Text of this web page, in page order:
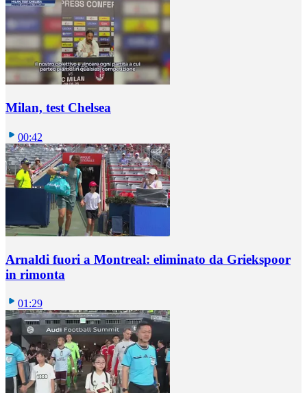
Milan, test Chelsea
00:42
Arnaldi fuori a Montreal: eliminato da Griekspoor
in rimonta
01:29